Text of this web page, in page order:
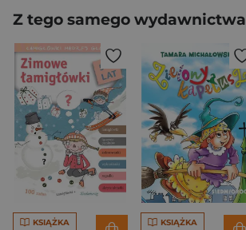
Z tego samego wydawnictwa
KSIĄŻKA KSIĄŻKA